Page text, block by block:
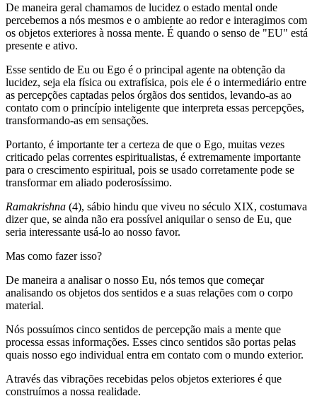
De maneira geral chamamos de lucidez o estado mental onde
percebemos a nós mesmos e o ambiente ao redor e interagimos com
os objetos exteriores à nossa mente. É quando o senso de "EU" está
presente e ativo.
Esse sentido de Eu ou Ego é o principal agente na obtenção da
lucidez, seja ela física ou extrafísica, pois ele é o intermediário entre
as percepções captadas pelos órgãos dos sentidos, levando-as ao
contato com o princípio inteligente que interpreta essas percepções,
transformando-as em sensações.
Portanto, é importante ter a certeza de que o Ego, muitas vezes
criticado pelas correntes espiritualistas, é extremamente importante
para o crescimento espiritual, pois se usado corretamente pode se
transformar em aliado poderosíssimo.
Ramakrishna (4), sábio hindu que viveu no século XIX, costumava
dizer que, se ainda não era possível aniquilar o senso de Eu, que
seria interessante usá-lo ao nosso favor.
Mas como fazer isso?
De maneira a analisar o nosso Eu, nós temos que começar
analisando os objetos dos sentidos e a suas relações com o corpo
material.
Nós possuímos cinco sentidos de percepção mais a mente que
processa essas informações. Esses cinco sentidos são portas pelas
quais nosso ego individual entra em contato com o mundo exterior.
Através das vibrações recebidas pelos objetos exteriores é que
construímos a nossa realidade.